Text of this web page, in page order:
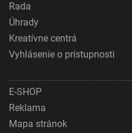
Rada
Úhrady
Kreatívne centrá
Vyhlásenie o prístupnosti
E-SHOP
Reklama
Mapa stránok